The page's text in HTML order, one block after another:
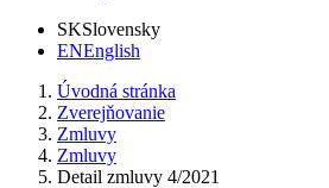
SKSlovensky
ENEnglish
Úvodná stránka
Zverejňovanie
Zmluvy
Zmluvy
Detail zmluvy 4/2021